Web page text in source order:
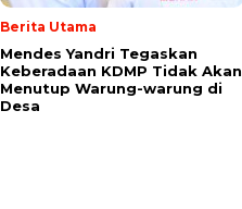
Berita Utama
Mendes Yandri Tegaskan
Keberadaan KDMP Tidak Akan
Menutup Warung-warung di
Desa